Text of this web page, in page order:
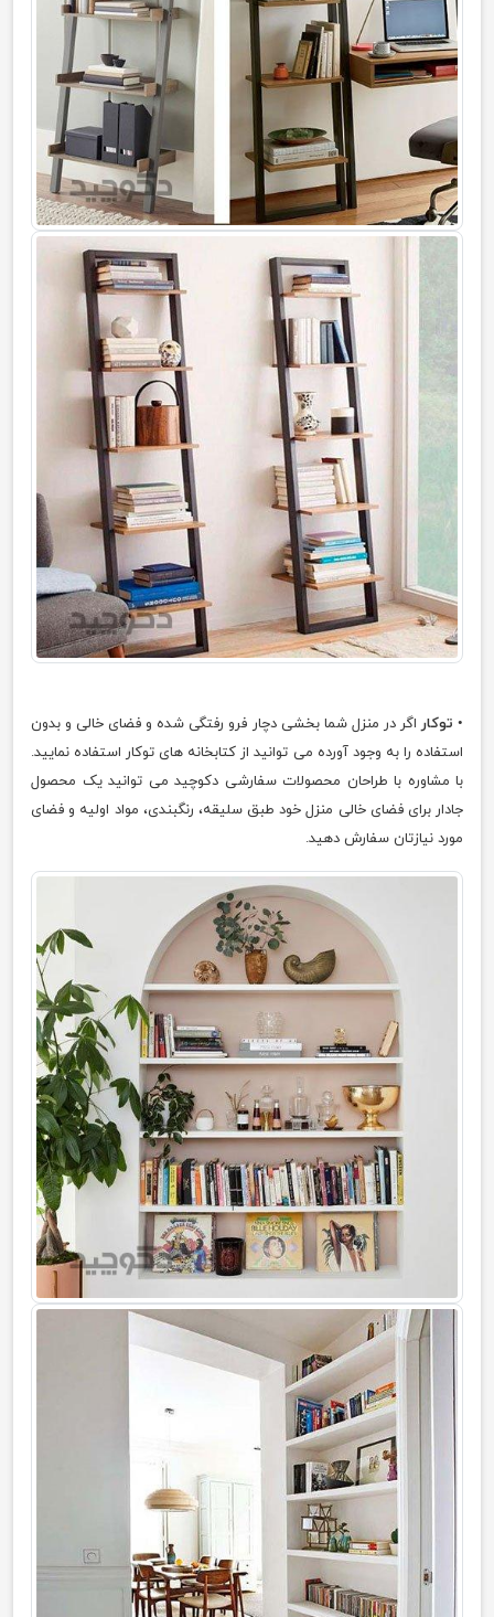
• توکار اگر در منزل شما بخشی دچار فرو رفتگی شده و فضای خالی و بدون
استفاده را به وجود آورده می توانید از کتابخانه های توکار استفاده نمایید.
با مشاوره با طراحان محصولات سفارشی دکوچید می توانید یک محصول
جادار برای فضای خالی منزل خود طبق سلیقه، رنگبندی، مواد اولیه و فضای
مورد نیازتان سفارش دهید.